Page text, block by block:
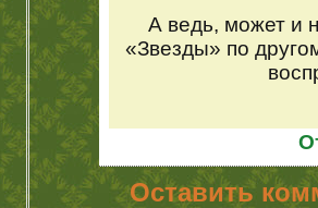
А ведь, может и
«Звезды» по
Оставить